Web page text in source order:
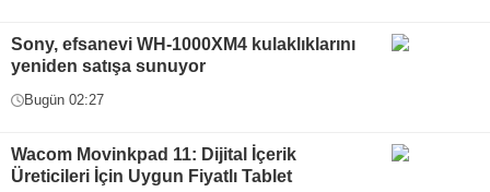
Sony, efsanevi WH-1000XM4 kulaklıklarını
yeniden satışa sunuyor
Bugün 02:27
Wacom Movinkpad 11: Dijital İçerik
Üreticileri İçin Uygun Fiyatlı Tablet